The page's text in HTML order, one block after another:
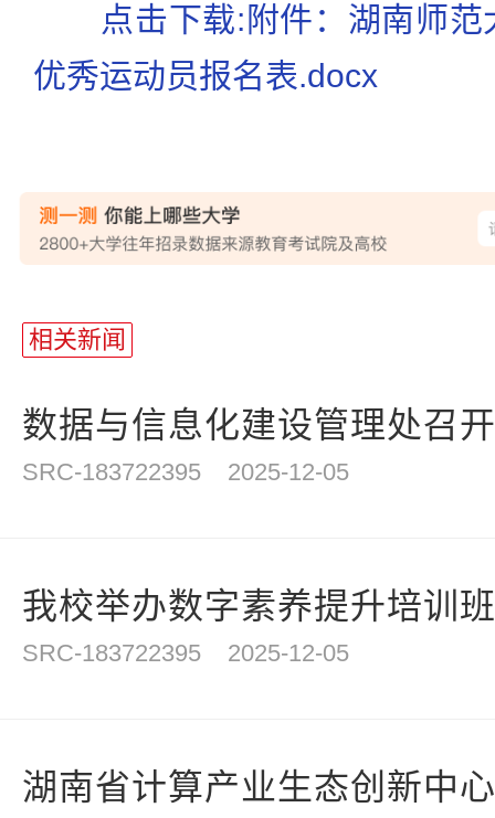
点击下载:附件：湖南师
优秀运动员报名表.docx
相关新闻
数据与信息化建设管理处召
SRC-183722395 2025-12-05
我校举办数字素养提升培训
SRC-183722395 2025-12-05
湖南省计算产业生态创新中